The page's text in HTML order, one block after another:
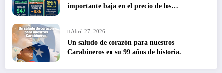
importante baja en el precio de los
Abril 27, 2026
Un saludo de corazón para nuestros
Carabineros en su 99 años de historia.